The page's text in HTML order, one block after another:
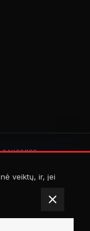
🚴
veiktų, ir, jei
turinį.